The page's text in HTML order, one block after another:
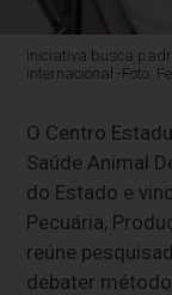
Iniciativa busca
internacional -Foto:
O Centro
Saúde Animal
do Estado e
Pecuária,
reúne
debater